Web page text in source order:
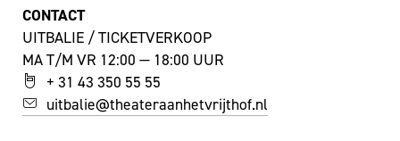
CONTACT
UITBALIE / TICKETVERKOOP
MA T/M VR 12:00 — 18:00 UUR
+ 31 43 350 55 55
uitbalie@theateraanhetvrijthof.nl